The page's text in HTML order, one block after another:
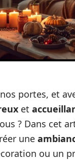
nos portes, et
et
? Dans cet
une
ou un